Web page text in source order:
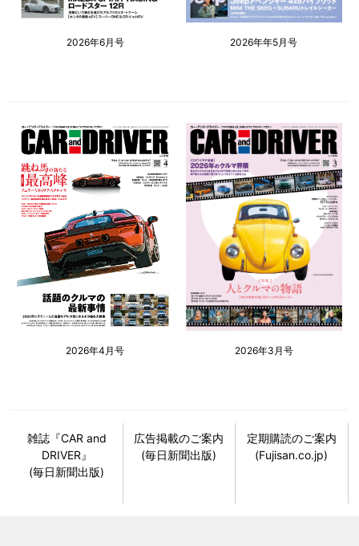
2026年6月号 2026年年5月号
2026年4月号 2026年3月号
雑誌『CAR and
DRIVER』
(毎日新聞出版)
広告掲載のご案内
(毎日新聞出版)
定期購読のご案内
(Fujisan.co.jp)